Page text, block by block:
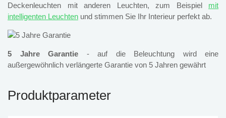
Deckenleuchten mit anderen Leuchten, zum Beispiel mit
intelligenten Leuchten und stimmen Sie Ihr Interieur perfekt ab.
5 Jahre Garantie - auf die Beleuchtung wird eine
außergewöhnlich verlängerte Garantie von 5 Jahren gewährt
Produktparameter